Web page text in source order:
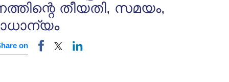
തീയതി, സമയം,
on